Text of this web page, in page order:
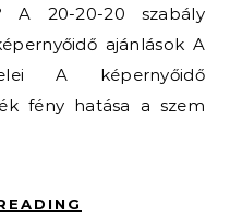
A 20-20-20 szabály
ajánlások A
A képernyőidő
fény hatása a szem